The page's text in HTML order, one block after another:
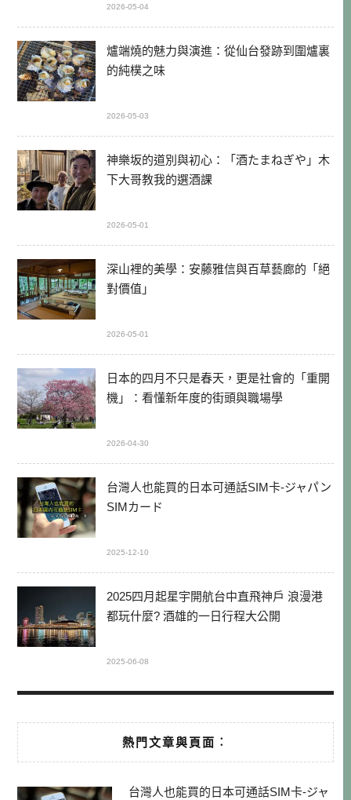
2026-05-04
爐端燒的魅力與演進：從仙台發跡到圍爐裏
的純樸之味
2026-05-03
神樂坂的道別與初心：「酒たまねぎや」木
下大哥教我的選酒課
2026-05-01
深山裡的美學：安藤雅信與百草藝廊的「絕
對價值」
2026-05-01
日本的四月不只是春天，更是社會的「重開
機」：看懂新年度的街頭與職場學
2026-04-30
台灣人也能買的日本可通話SIM卡-ジャパン
SIMカード
2025-12-10
2025四月起星宇開航台中直飛神戶 浪漫港
都玩什麼? 酒雄的一日行程大公開
2025-06-08
熱門文章與頁面︰
台灣人也能買的日本可通話SIM卡-ジャ